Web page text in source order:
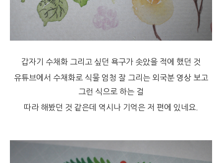
갑자기 수채화 그리고 싶던 욕구가 솟았을 적에 했던 것
유튜브에서 수채화로 식물 엄청 잘 그리는 외국분 영상 보고
그런 식으로 하는 걸
따라 해봤던 것 같은데 역시나 기억은 저 편에 있네요.